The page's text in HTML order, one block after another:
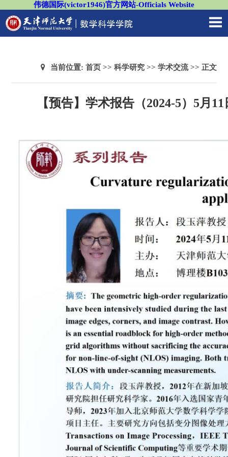
伟德国际(victor1946)官方网站-Officials Website
当前位置: 首页>> 科学研究>> 学术交流>> 正文
【预告】学术报告（2024-5）5月